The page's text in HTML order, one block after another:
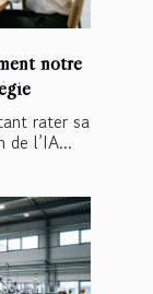
notre
rater sa
de l’IA...